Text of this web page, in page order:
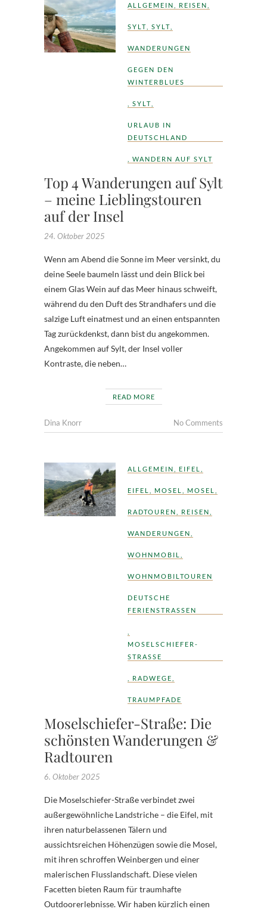
ALLGEMEIN REISEN
SYLT SYLT
WANDERUNGEN
GEGEN DEN
WINTERBLUES
SYLT
URLAUB IN
DEUTSCHLAND
WANDERN AUF SYLT
Top 4 Wanderungen auf Sylt
– meine Lieblingstouren
auf der Insel
24. Oktober 2025
Wenn am Abend die Sonne im Meer versinkt, du
deine Seele baumeln lässt und dein Blick bei
einem Glas Wein auf das Meer hinaus schweift,
während du den Duft des Strandhafers und die
salzige Luft einatmest und an einen entspannten
Tag zurückdenkst, dann bist du angekommen.
Angekommen auf Sylt, der Insel voller
Kontraste, die neben…
READ MORE
Dina Knorr No Comments
ALLGEMEIN EIFEL
EIFEL MOSEL MOSEL
RADTOUREN REISEN
WANDERUNGEN
WOHNMOBIL
WOHNMOBILTOUREN
DEUTSCHE
FERIENSTRASSEN
MOSELSCHIEFER-
STRASSE
RADWEGE
TRAUMPFADE
Moselschiefer-Straße: Die
schönsten Wanderungen &
Radtouren
6. Oktober 2025
Die Moselschiefer-Straße verbindet zwei
außergewöhnliche Landstriche – die Eifel, mit
ihren naturbelassenen Tälern und
aussichtsreichen Höhenzügen sowie die Mosel,
mit ihren schroffen Weinbergen und einer
malerischen Flusslandschaft. Diese vielen
Facetten bieten Raum für traumhafte
Outdoorerlebnisse. Wir haben kürzlich einen